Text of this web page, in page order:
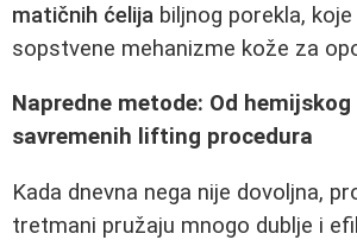
matičnih ćelija biljnog porekla,
sopstvene mehanizme kože za
Napredne metode: Od
savremenih lifting procedura
Kada dnevna nega nije dovoljna,
tretmani pružaju mnogo dublje i